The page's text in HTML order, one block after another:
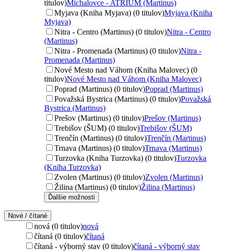
titulov)Michalovce - ATRIUM (Martinus)
Myjava (Kniha Myjava) (0 titulov)Myjava (Kniha
Myjava)
Nitra - Centro (Martinus) (0 titulov)Nitra - Centro
(Martinus)
Nitra - Promenada (Martinus) (0 titulov)Nitra -
Promenada (Martinus)
Nové Mesto nad Váhom (Kniha Malovec) (0
titulov)Nové Mesto nad Váhom (Kniha Malovec)
Poprad (Martinus) (0 titulov)Poprad (Martinus)
Považská Bystrica (Martinus) (0 titulov)Považská
Bystrica (Martinus)
Prešov (Martinus) (0 titulov)Prešov (Martinus)
Trebišov (ŠUM) (0 titulov)Trebišov (ŠUM)
Trenčín (Martinus) (0 titulov)Trenčín (Martinus)
Trnava (Martinus) (0 titulov)Trnava (Martinus)
Turzovka (Kniha Turzovka) (0 titulov)Turzovka
(Kniha Turzovka)
Zvolen (Martinus) (0 titulov)Zvolen (Martinus)
Žilina (Martinus) (0 titulov)Žilina (Martinus)
Ďalšie možnosti
Nové / čítané
nová (0 titulov)nová
čítaná (0 titulov)čítaná
čítaná - výborný stav (0 titulov)čítaná - výborný stav